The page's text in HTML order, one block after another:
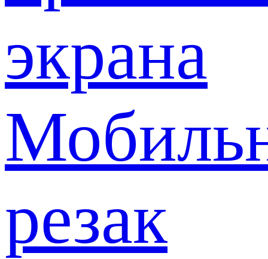
экрана
резак